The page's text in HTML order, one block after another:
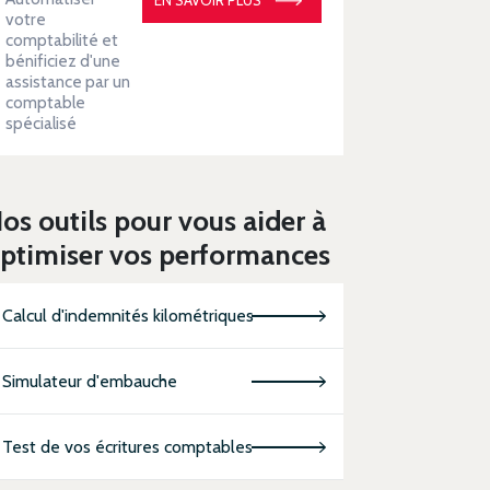
votre
comptabilité et
bénificiez d'une
assistance par un
comptable
spécialisé
outils pour vous aider à
vos performances
Calcul d'indemnités kilométriques
Simulateur d'embauche
Test de vos écritures comptables